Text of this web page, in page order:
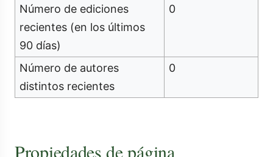
Número de ediciones
recientes (en los últimos
90 días)
0
Número de autores
distintos recientes
0
Propiedades de página